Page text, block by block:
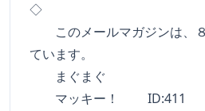
◇
このメールマガジンは、
ています。
まぐまぐ
マッキー！ ID:411